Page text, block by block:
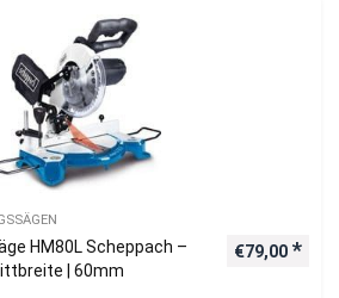
HM80L Scheppach –
| 60mm
€79,00